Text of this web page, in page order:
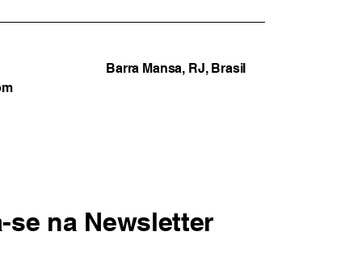
Barra Mansa, RJ, Brasil
se na Newsletter